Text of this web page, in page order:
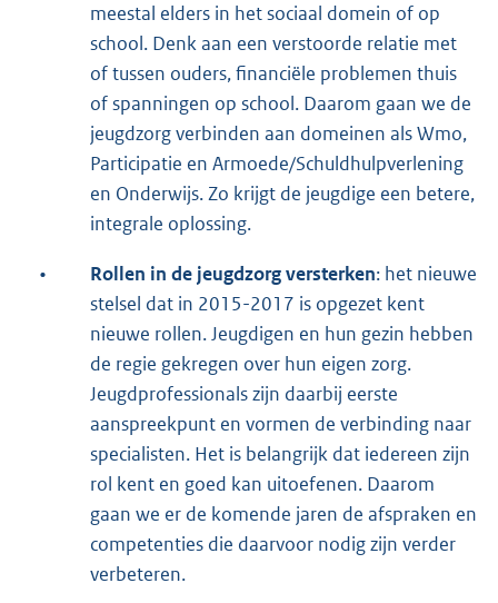
meestal elders in het sociaal domein of op
school. Denk aan een verstoorde relatie met
of tussen ouders, financiële problemen thuis
of spanningen op school. Daarom gaan we de
jeugdzorg verbinden aan domeinen als Wmo,
Participatie en Armoede/Schuldhulpverlening
en Onderwijs. Zo krijgt de jeugdige een betere,
integrale oplossing.
• Rollen in de jeugdzorg versterken: het nieuwe
stelsel dat in 2015-2017 is opgezet kent
nieuwe rollen. Jeugdigen en hun gezin hebben
de regie gekregen over hun eigen zorg.
Jeugdprofessionals zijn daarbij eerste
aanspreekpunt en vormen de verbinding naar
specialisten. Het is belangrijk dat iedereen zijn
rol kent en goed kan uitoefenen. Daarom
gaan we er de komende jaren de afspraken en
competenties die daarvoor nodig zijn verder
verbeteren.